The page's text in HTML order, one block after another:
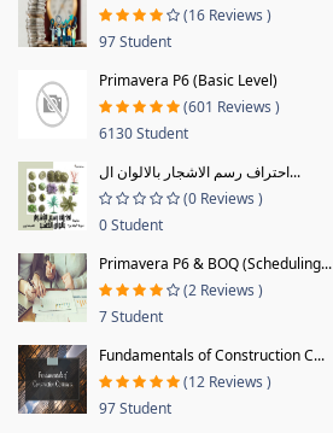
(16 Reviews )
97 Student
Primavera P6 (Basic Level)
(601 Reviews )
6130 Student
احتراف رسم الاشجار بالالوان ال...
(0 Reviews )
0 Student
Primavera P6 & BOQ (Scheduling...
(2 Reviews )
7 Student
Fundamentals of Construction C...
(12 Reviews )
97 Student